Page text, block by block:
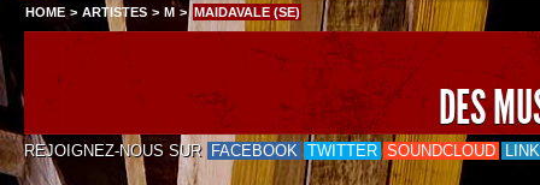
HOME > ARTISTES > M > MAIDAVALE (SE)
DES
REJOIGNEZ-NOUS SUR FACEBOOK TWITTER SOUNDCLOUD